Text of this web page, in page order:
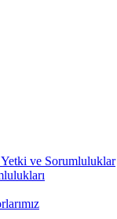
ve Sorumluluklar